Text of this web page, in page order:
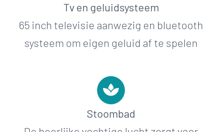
Tv en geluidsysteem
65 inch televisie aanwezig en bluetooth
systeem om eigen geluid af te spelen
Stoombad